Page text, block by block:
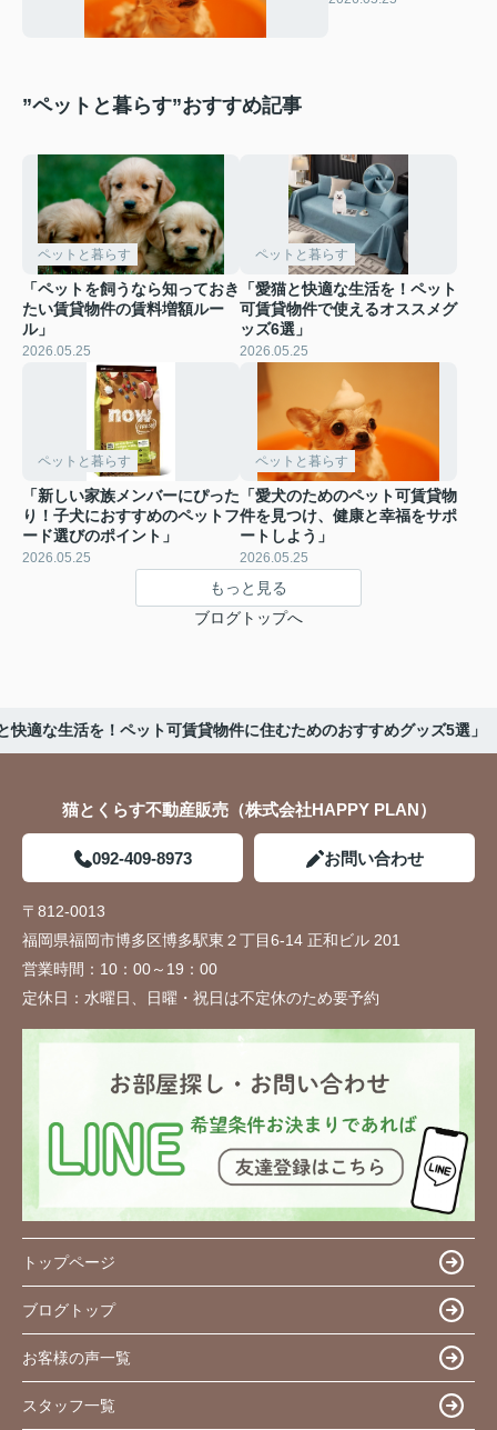
”ペットと暮らす”おすすめ記事
ペットと暮らす
「ペットを飼うなら知っておき
たい賃貸物件の賃料増額ルー
ル」
2026.05.25
ペットと暮らす
「愛猫と快適な生活を！ペット
可賃貸物件で使えるオススメグ
ッズ6選」
2026.05.25
ペットと暮らす
「新しい家族メンバーにぴった
り！子犬におすすめのペットフ
ード選びのポイント」
2026.05.25
ペットと暮らす
「愛犬のためのペット可賃貸物
件を見つけ、健康と幸福をサポ
ートしよう」
2026.05.25
もっと見る
ブログトップへ
快適な生活を！ペット可賃貸物件に住むためのおすすめグッズ5選」
猫とくらす不動産販売（株式会社HAPPY PLAN）
092-409-8973 お問い合わせ
〒812-0013
福岡県福岡市博多区博多駅東２丁目6-14 正和ビル 201
営業時間： 10：00～19：00
定休日： 水曜日、日曜・祝日は不定休のため要予約
トップページ
ブログトップ
お客様の声一覧
スタッフ一覧